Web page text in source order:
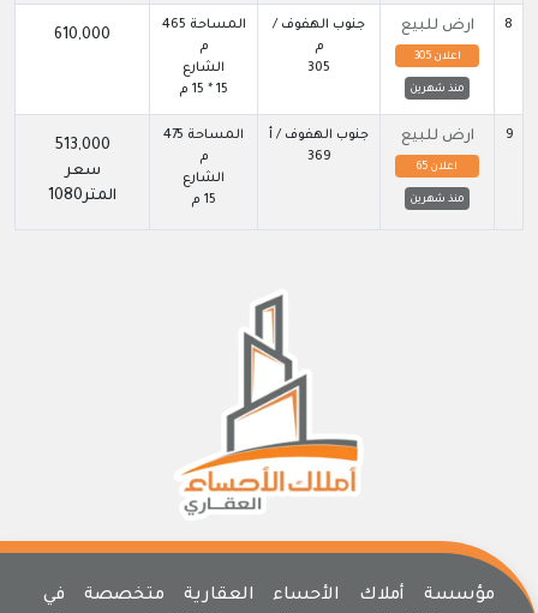
8 ارض للبيع
اعلان 305
منذ شهرين
جنوب الهفوف /
م
305
المساحة 465
م
الشارع
15 * 15 م
610,000
9 ارض للبيع
اعلان 65
منذ شهرين
جنوب الهفوف / أ
369
المساحة 475
م
الشارع
15 م
513,000
سعر
المتر1080
مؤسسة أملاك الأحساء العقارية متخصصة في